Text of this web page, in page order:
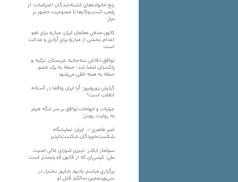
رنج خانواده‌های کشته‌شدگان اعتراضات؛ از
پلمب کسب‌وکارها تا ممنوعیت حضور بر
مزار
کانون صنفی معلمان ایران: مبارزه برای لغو
اعدام بخشی از مبارزه برای آزادی و عدالت
است
توافق دفاعی سه‌جانبه عربستان، ترکیه و
پاکستان امضا شد؛ حمله به یک عضو،
حمله به همه تلقی می‌شود
گزارش یورونیوز؛ آیا ایران واقعا در آستانه
انقلاب است؟
جزئیات و ابهامات توافق بر سر تنگه هرمز
به روایت رویترز
امیر طاهری – ایران: نمایشگاه
شکست‌خوردگان شکست‌ناپذیر
سولماز ایکدر: دبیری شورای عالی امنیت
ملی؛ کرسی‌ای که از قانون قدرتمندتر است
برگزاری مراسم یادبود شاپور بختیار در
سی‌وپنجمین سالگرد قتل او